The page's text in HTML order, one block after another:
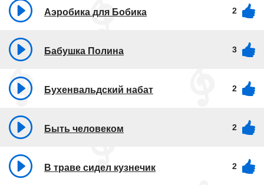
Аэробика для Бобика 2
Бабушка Полина 3
Бухенвальдский набат 2
Быть человеком 2
В траве сидел кузнечик 2